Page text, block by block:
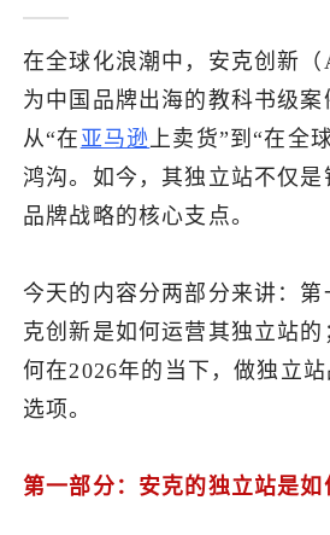
年的当下，做独立站品牌出海已
在全球化浪潮中，安克创新
为中国品牌出海的教科书级案
从“在 亚马逊 上卖货”到“在全
鸿沟。如今，其独立站不仅
品牌战略的核心支点。
今天的内容分两部分来讲：
克创新是如何运营其独立站
何在2026年的当下，做独立
选项。
第一部分：安克的独立站是如